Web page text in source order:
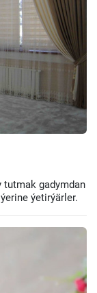
tutmak gadymdan
ýetirýärler.